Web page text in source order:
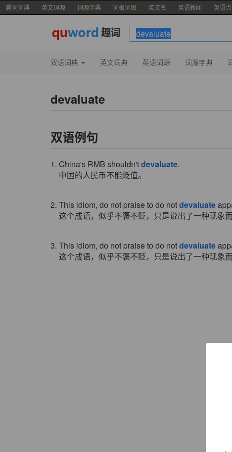
趣词词典 英文词源 词源字典 词根词缀 英文名 英语新闻 英语
双语词典 英文词典 英语词源 词源字典
devaluate
双语例句
1. China's RMB shouldn'tdevaluate.
中国的人民币不能贬值。
2. This idiom, do not praise to do notdevaluate
这个成语，似乎不褒不贬，只是说出了一种现象而
3. This idiom, do not praise to do notdevaluate
这个成语，似乎不褒不贬，只是说出了一种现象而